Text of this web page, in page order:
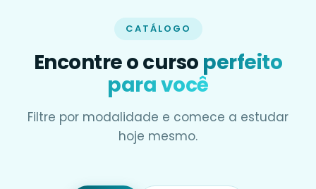
CATÁLOGO
Encontre o curso perfeito
para você
Filtre por modalidade e comece a estudar
hoje mesmo.